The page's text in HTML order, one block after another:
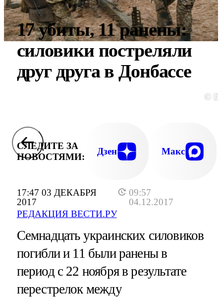
17:47 03 ДЕКАБРЯ
2017
09:57
04.12.2017
РЕДАКЦИЯ ВЕСТИ.РУ
17 убиты, 11 ранены:
силовики постреляли
друг друга в Донбассе
©
СЛЕДИТЕ ЗА
НОВОСТЯМИ:
Дзен Макс
Семнадцать украинских силовиков
погибли и 11 были ранены в
период с 22 ноября в результате
перестрелок между